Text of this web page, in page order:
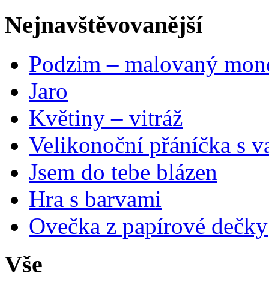
Nejnavštěvovanější
Podzim – malovaný
Jaro
Květiny – vitráž
Velikonoční přáníčka s
Jsem do tebe blázen
Hra s barvami
Ovečka z papírové dečky
Vše